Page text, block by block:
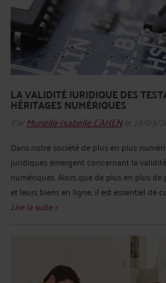
LA VALIDITÉ JURIDIQUE DES
HÉRITAGES NUMÉRIQUES
Par Murielle-Isabelle CAHENle 19/03/
Dans notre société de plus en plus
juridiques émergent concernant la
numériques. Alors que de plus en plus
et leurs biens en ligne, il est essentiel de
Lire la suite >